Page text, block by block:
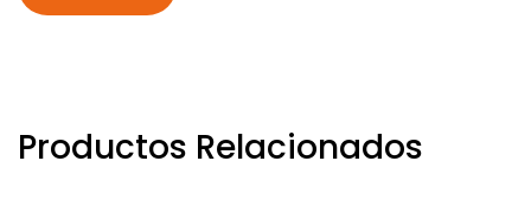
Productos Relacionados